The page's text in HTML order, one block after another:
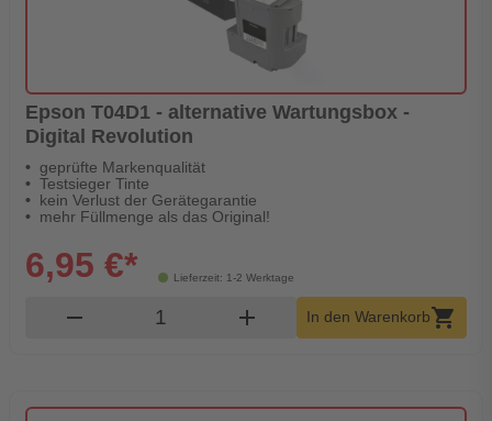
Epson T04D1 - alternative Wartungsbox -
Digital Revolution
geprüfte Markenqualität
Testsieger Tinte
kein Verlust der Gerätegarantie
mehr Füllmenge als das Original!
Lieferzeit: 1-2 Werktage
6,95 €*
remove Produkt Warenkorb Menge
add In den Warenkorbshopping_cart